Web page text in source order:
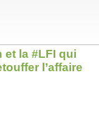
et la #LFI qui
l’affaire